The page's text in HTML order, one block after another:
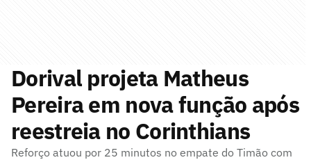
Dorival projeta Matheus
Pereira em nova função após
reestreia no Corinthians
Reforço atuou por 25 minutos no empate do Timão com